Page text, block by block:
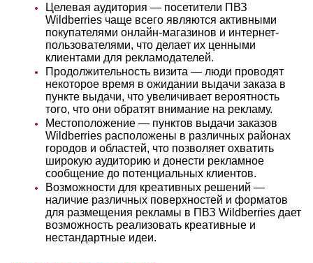
Целевая аудитория — посетители ПВЗ
Wildberries чаще всего являются активными
покупателями онлайн-магазинов и интернет-
пользователями, что делает их ценными
клиентами для рекламодателей.
Продолжительность визита — люди проводят
некоторое время в ожидании выдачи заказа в
пункте выдачи, что увеличивает вероятность
того, что они обратят внимание на рекламу.
Местоположение — пунктов выдачи заказов
Wildberries расположены в различных районах
городов и областей, что позволяет охватить
широкую аудиторию и донести рекламное
сообщение до потенциальных клиентов.
Возможности для креативных решений —
наличие различных поверхностей и форматов
для размещения рекламы в ПВЗ Wildberries дает
возможность реализовать креативные и
нестандартные идеи.